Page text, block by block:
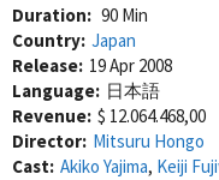
Duration: 90 Min
Country: Japan
Release: 19 Apr 2008
Language: 日本語
Revenue: $ 12.064.468,00
Director: Mitsuru Hongo
Cast: Akiko Yajima, Keiji